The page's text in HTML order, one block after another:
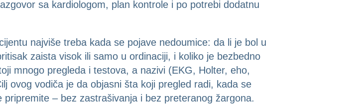
sa kardiologom, plan kontrole i po potrebi dodatnu
najviše treba kada se pojave nedoumice: da li je bol u
zaista visok ili samo u ordinaciji, i koliko je bezbedno
mnogo pregleda i testova, a nazivi (EKG, Holter, eho,
ovog vodiča je da objasni šta koji pregled radi, kada se
– bez zastrašivanja i bez preteranog žargona.